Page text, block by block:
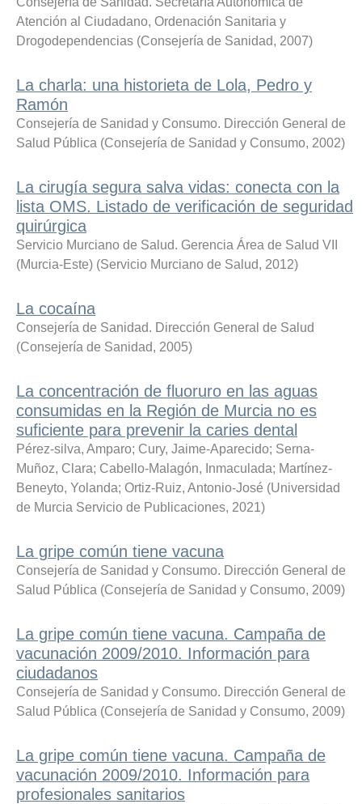
Atención al Ciudadano, Ordenación Sanitaria y
Drogodependencias (Consejería de Sanidad, 2007)
La charla: una historieta de Lola, Pedro y
Ramón
Consejería de Sanidad y Consumo. Dirección General de
Salud Pública (Consejería de Sanidad y Consumo, 2002)
La cirugía segura salva vidas: conecta con la
lista OMS. Listado de verificación de seguridad
quirúrgica
Servicio Murciano de Salud. Gerencia Área de Salud VII
(Murcia-Este) (Servicio Murciano de Salud, 2012)
La cocaína
Consejería de Sanidad. Dirección General de Salud
(Consejería de Sanidad, 2005)
La concentración de fluoruro en las aguas
consumidas en la Región de Murcia no es
suficiente para prevenir la caries dental
Pérez-silva, Amparo; Cury, Jaime-Aparecido; Serna-
Muñoz, Clara; Cabello-Malagón, Inmaculada; Martínez-
Beneyto, Yolanda; Ortiz-Ruiz, Antonio-José (Universidad
de Murcia Servicio de Publicaciones, 2021)
La gripe común tiene vacuna
Consejería de Sanidad y Consumo. Dirección General de
Salud Pública (Consejería de Sanidad y Consumo, 2009)
La gripe común tiene vacuna. Campaña de
vacunación 2009/2010. Información para
ciudadanos
Consejería de Sanidad y Consumo. Dirección General de
Salud Pública (Consejería de Sanidad y Consumo, 2009)
La gripe común tiene vacuna. Campaña de
vacunación 2009/2010. Información para
profesionales sanitarios